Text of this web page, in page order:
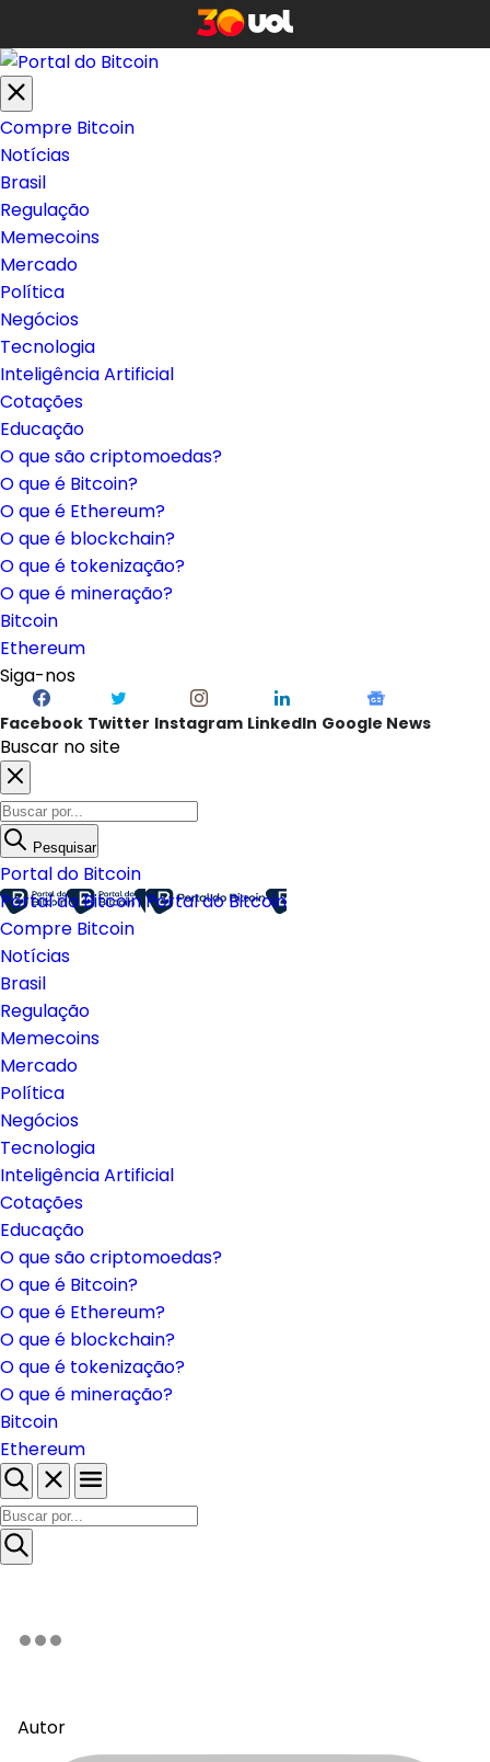
Compre Bitcoin
Notícias
Brasil
Regulação
Memecoins
Mercado
Política
Negócios
Tecnologia
Inteligência Artificial
Cotações
Educação
O que são criptomoedas?
O que é Bitcoin?
O que é Ethereum?
O que é blockchain?
O que é tokenização?
O que é mineração?
Bitcoin
Ethereum
Siga-nos
Facebook Twitter Instagram LinkedIn Google News
Buscar no site
Pesquisar
Portal do Bitcoin
Portal do BitcoinPortal do Bitcoin
Compre Bitcoin
Notícias
Brasil
Regulação
Memecoins
Mercado
Política
Negócios
Tecnologia
Inteligência Artificial
Cotações
Educação
O que são criptomoedas?
O que é Bitcoin?
O que é Ethereum?
O que é blockchain?
O que é tokenização?
O que é mineração?
Bitcoin
Ethereum
Autor